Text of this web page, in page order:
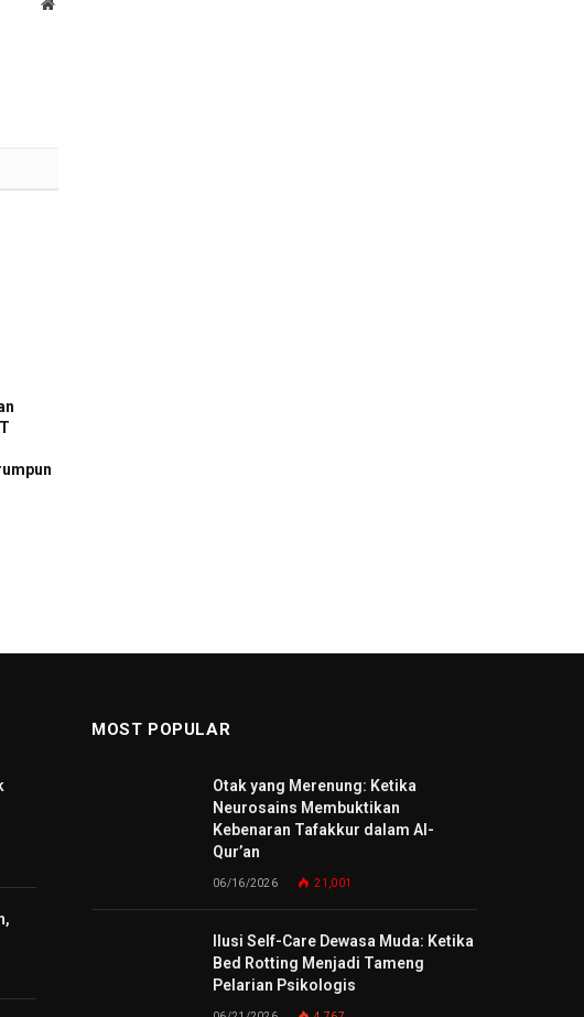
Website
MOST POPULAR
Otak yang Merenung: Ketika
Neurosains Membuktikan
Kebenaran Tafakkur dalam Al-
Qur’an
06/16/2026 21,001
Ilusi Self-Care Dewasa Muda: Ketika
Bed Rotting Menjadi Tameng
Pelarian Psikologis